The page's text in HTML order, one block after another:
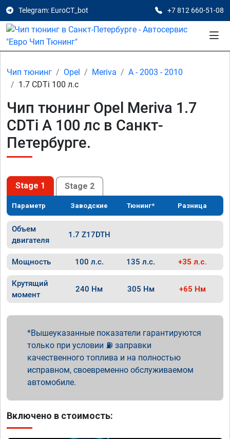
Telegram: EuroCT_bot +7 812 660-51-08
Чип тюнинг Opel Meriva
A - 2003 - 2010
1.7 CDTi 100 л.с
Чип тюнинг Opel Meriva 1.7
CDTi A 100 лс в Санкт-
Петербурге.
Stage 1 Stage 2
Параметр Заводские Тюнинг* Разница
Объем
двигателя
1.7 Z17DTH
Мощность 100 л.с. 135 л.с. +35 л.с.
Крутящий
момент
240 Нм 305 Нм +65 Нм
Вышеуказанные показатели гарантируются
только при условии ⛽ заправки
качественного топлива и на полностью
исправном, своевременно обслуживаемом
автомобиле.
Включено в стоимость: